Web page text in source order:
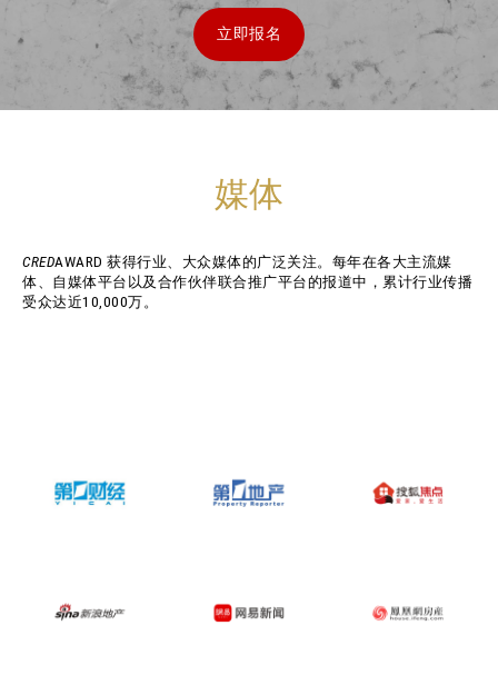
立即报名
媒体
CREDAWARD 获得行业、大众媒体的广泛关注。每年在各大主流媒
体、自媒体平台以及合作伙伴联合推广平台的报道中，累计行业传播
受众达近10,000万。